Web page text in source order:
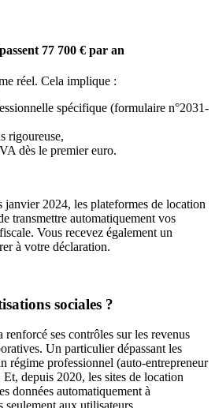
77 700 € par an
réel. Cela implique :
spécifique (formulaire n°2031-
rigoureuse,
dès le premier euro.
janvier 2024, les plateformes de location
transmettre automatiquement vos
Vous recevez également un
à votre déclaration.
sociales ?
ses contrôles sur les revenus
Un particulier dépassant les
régime professionnel (auto-entrepreneur
depuis 2020, les sites de location
données automatiquement à